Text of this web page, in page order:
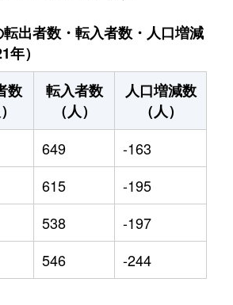
出者数・転入者数・人口増減
）
数
転入者数
（人）
人口増減数
（人）
649
-163
615
-195
538
-197
546 -244